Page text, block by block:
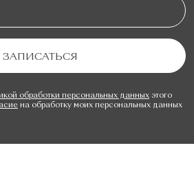
обработки персональных данных этого
на обработку моих персональных данных